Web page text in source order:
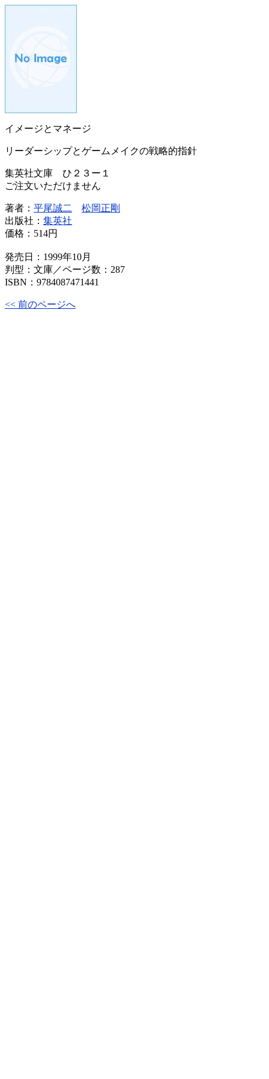
イメージとマネージ
リーダーシップとゲームメイクの戦略的指針
集英社文庫 ひ２３ー１
ご注文いただけません
著者： 平尾誠二
松岡正剛
出版社： 集英社
価格： 514円
発売日：1999年10月
判型：文庫／ページ数：287
ISBN：9784087471441
<< 前のページへ